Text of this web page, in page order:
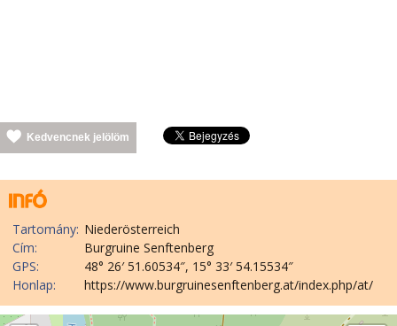
Kedvencnek jelölöm
Tartomány: Niederösterreich
Cím:
Burgruine Senftenberg
GPS:
48° 26′ 51.60534″, 15° 33′ 54.15534″
Honlap:
https://www.burgruinesenftenberg.at/index.php/at/